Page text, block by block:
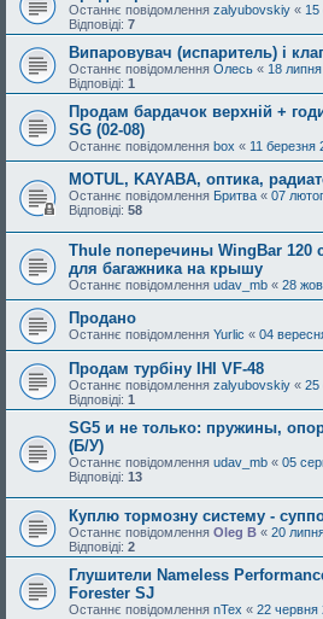
Останнє повідомлення zalyubovskiy « 15
Відповіді: 7
Випаровувач (испаритель) і
Останнє повідомлення Олесь « 18
Відповіді: 1
Продам бардачок верхній +
SG (02-08)
Останнє повідомлення box « 11 березня
MOTUL, KAYABA, оптика,
Останнє повідомлення Бритва « 07
Відповіді: 58
Thule поперечины WingBar 120
для багажника на крышу
Останнє повідомлення udav_mb « 28
Продано
Останнє повідомлення Yurlic « 04
Продам турбіну IHI VF-48
Останнє повідомлення zalyubovskiy « 25
Відповіді: 1
SG5 и не только: пружины,
(Б/У)
Останнє повідомлення udav_mb « 05
Відповіді: 13
Куплю тормозну систему -
Останнє повідомлення Oleg B « 20
Відповіді: 2
Глушители Nameless
Forester SJ
Останнє повідомлення nTex « 22 червня